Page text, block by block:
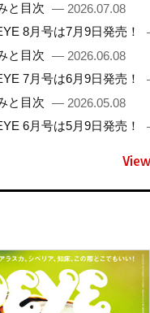
と目次 — 2026.07.08
8月号は7月9日発売！
と目次 — 2026.06.08
7月号は6月9日発売！
と目次 — 2026.05.08
6月号は5月9日発売！